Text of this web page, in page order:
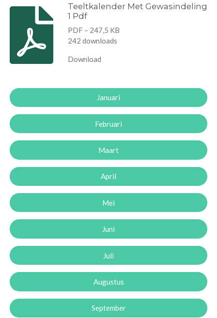
Teeltkalender Met Gewasindeling
1 Pdf
PDF – 247,5 KB
242 downloads
Download
Januari
Februari
Maart
April
Mei
Juni
Juli
Augustus
September